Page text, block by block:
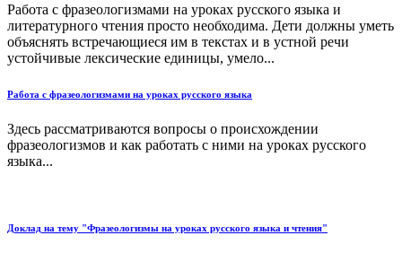
Работа с фразеологизмами на уроках русского языка и
литературного чтения просто необходима. Дети должны уметь
объяснять встречающиеся им в текстах и в устной речи
устойчивые лексические единицы, умело...
Работа с фразеологизмами на уроках русского языка
Здесь рассматриваются вопросы о происхождении
фразеологизмов и как работать с ними на уроках русского
языка...
Доклад на тему "Фразеологизмы на уроках русского языка и чтения"